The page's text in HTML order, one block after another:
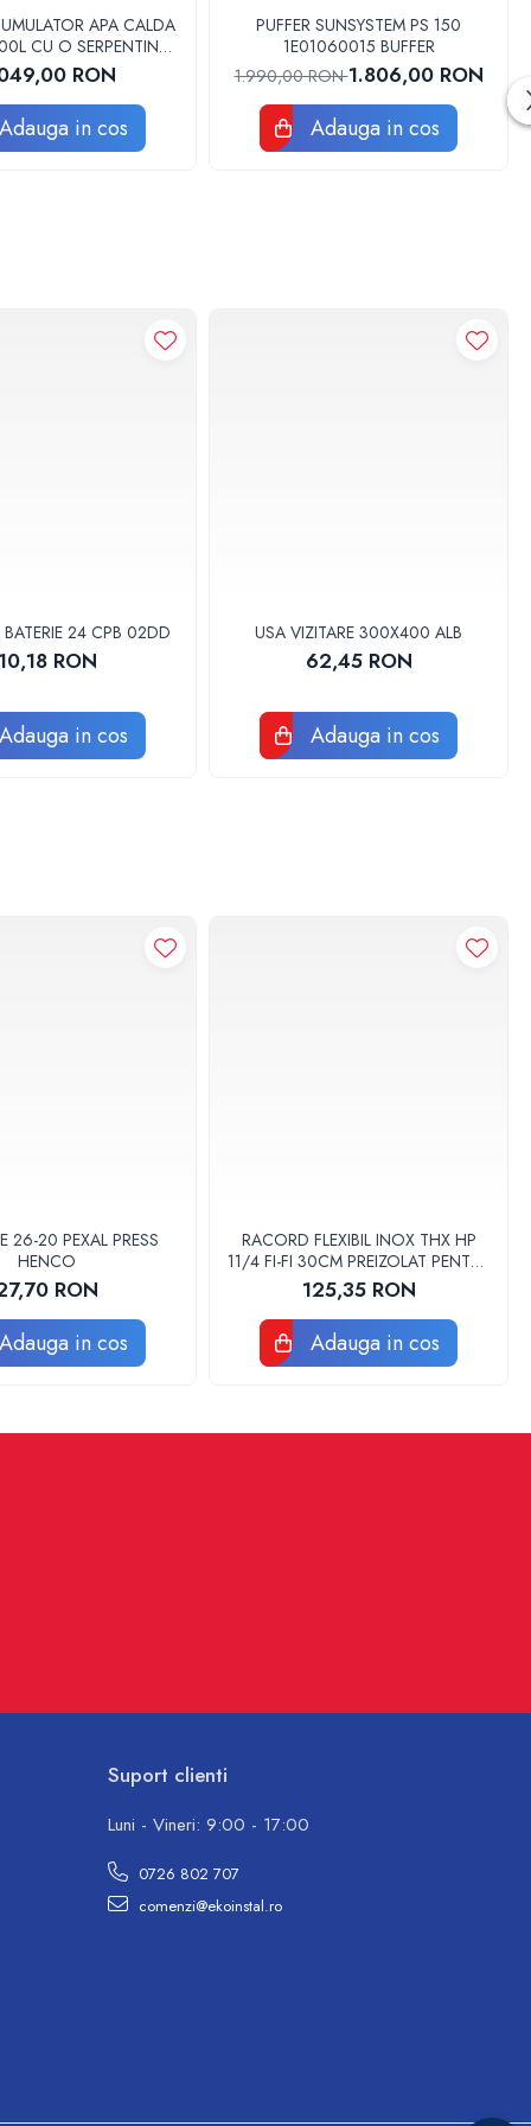
APA CALDA
CU O SERPENTINA
AUSTRIA EMAIL
RON
Adauga in cos
PUFFER SUNSYSTEM PS 150
1E01060015 BUFFER
1.990,00 RON1.806,00 RON
Adauga in cos
BATERIE 24 CPB 02DD
RON
Adauga in cos
USA VIZITARE 300X400 ALB
62,45 RON
Adauga in cos
26-20 PEXAL PRESS
HENCO
RON
Adauga in cos
RACORD FLEXIBIL INOX THX HP
11/4 FI-FI 30CM PREIZOLAT PENTRU
POMPA DE CALDURA - THX
125,35 RON
Adauga in cos
Suport clienti
Luni - Vineri: 9:00 - 17:00
0726 802 707
comenzi@ekoinstal.ro